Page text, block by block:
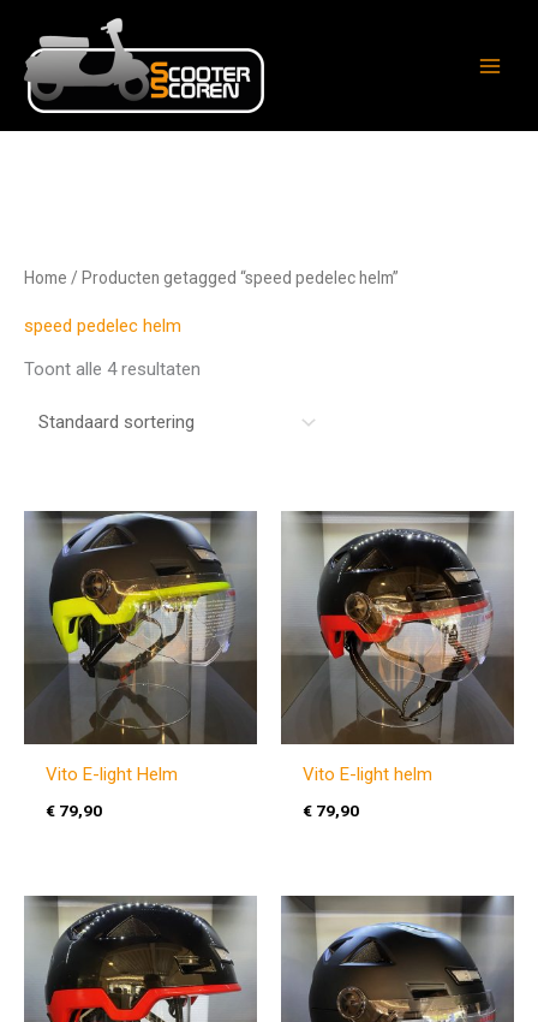
naar
inhoud
Home / Producten getagged “speed pedelec helm”
speed pedelec helm
Toont alle 4 resultaten
Vito E-light Helm
€ 79,90
Vito E-light helm
€ 79,90